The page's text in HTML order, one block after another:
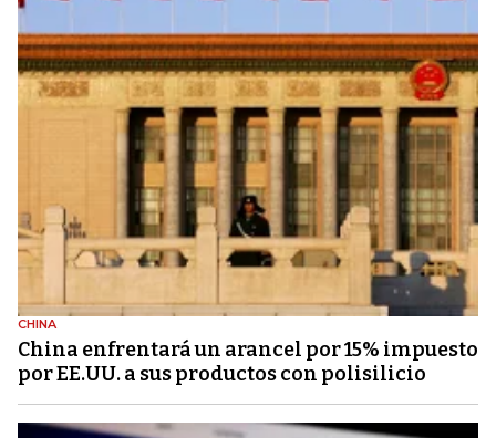
CHINA
China enfrentará un arancel por 15% impuesto
por EE.UU. a sus productos con polisilicio